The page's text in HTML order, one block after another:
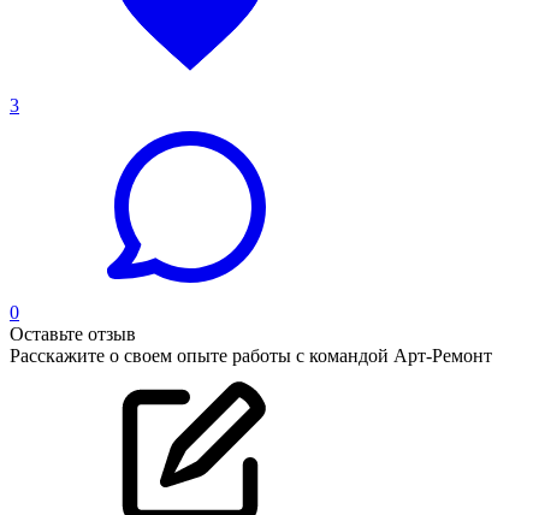
3
0
Оставьте отзыв
Расскажите о своем опыте работы с командой Арт-Ремонт